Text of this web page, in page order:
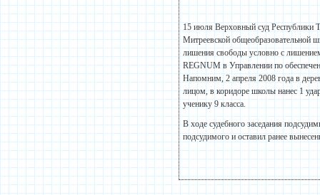
15 июля Верховный суд Республики
Митреевской общеобразовательной
лишения свободы условно с
REGNUM в Управлении по
Напомним, 2 апреля 2008 года в
лицом, в коридоре школы нанес 1
ученику 9 класса.
В ходе судебного заседания
подсудимого и оставил ранее